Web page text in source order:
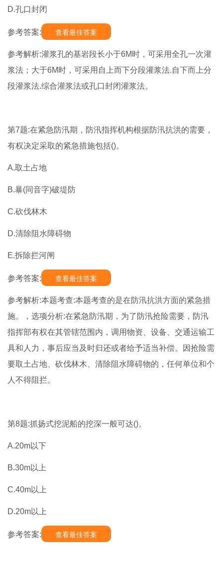
D.孔口封闭
参考答案: 查看最佳答案
参考解析:灌浆孔的基岩段长小于6M时，可采用全孔一次灌
浆法；大于6M时，可采用自上而下分段灌浆法.自下而上分
段灌浆法.综合灌浆法或孔口封闭灌浆法。
第7题:在紧急防汛期，防汛指挥机构根据防汛抗洪的需要，
有权决定采取的紧急措施包括()。
A.取土占地
B.暴(同音字)破堤防
C.砍伐林木
D.清除阻水障碍物
E.拆除拦河闸
参考答案: 查看最佳答案
参考解析:本题考查:本题考查的是在防汛抗洪方面的紧急措
施。，选项分析:在紧急防汛期，为了防汛抢险需要，防汛
指挥部有权在其管辖范围内，调用物资、设备、交通运输工
具和人力，事后应当及时归还或者给予适当补偿。因抢险需
要取土占地、砍伐林木、清除阻水障碍物的，任何单位和个
人不得阻拦。
第8题:抓扬式挖泥船的挖深一般可达()。
A.20m以下
B.30m以上
C.40m以上
D.20m以上
参考答案: 查看最佳答案